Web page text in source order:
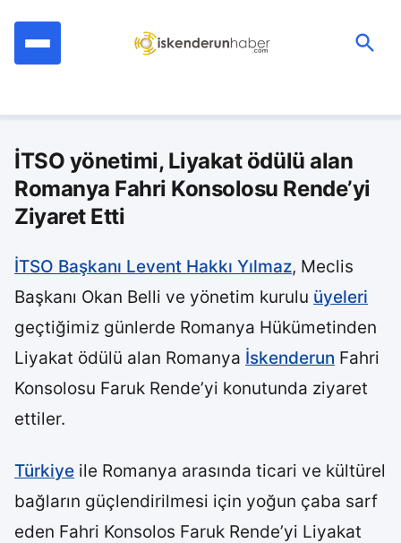
İTSO yönetimi, Liyakat ödülü alan
Romanya Fahri Konsolosu Rende’yi
Ziyaret Etti
İTSO Başkanı Levent Hakkı Yılmaz, Meclis
Başkanı Okan Belli ve yönetim kurulu üyeleri
geçtiğimiz günlerde Romanya Hükümetinden
Liyakat ödülü alan Romanya İskenderun Fahri
Konsolosu Faruk Rende’yi konutunda ziyaret
ettiler.
Türkiye ile Romanya arasında ticari ve kültürel
bağların güçlendirilmesi için yoğun çaba sarf
eden Fahri Konsolos Faruk Rende’yi Liyakat